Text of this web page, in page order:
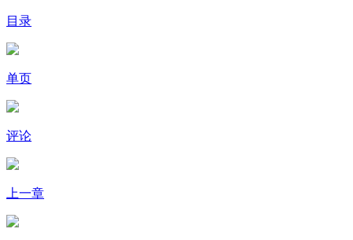
目录
单页
评论
上一章